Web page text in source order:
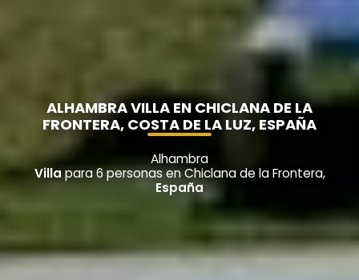
ALHAMBRA VILLA EN CHICLANA DE LA
FRONTERA, COSTA DE LA LUZ, ESPAÑA
Alhambra
Villapara 6 personas en Chiclana de la Frontera,
España